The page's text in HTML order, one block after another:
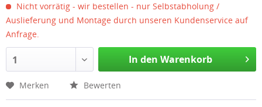
Nicht vorrätig - wir bestellen - nur Selbstabholung /
Auslieferung und Montage durch unseren Kundenservice auf
Anfrage.
1 In den Warenkorb
Merken Bewerten